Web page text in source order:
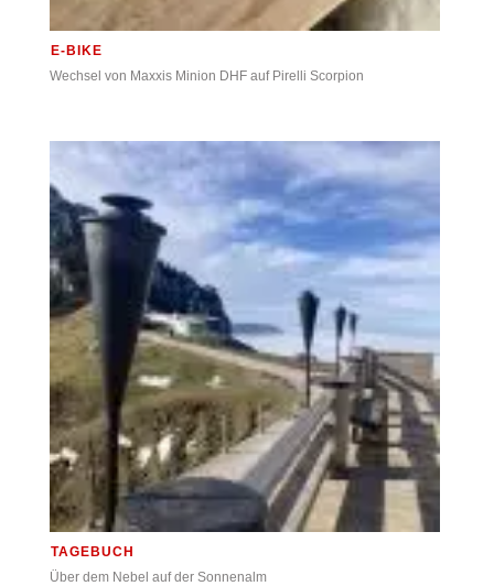
E-BIKE
Wechsel von Maxxis Minion DHF auf Pirelli Scorpion
TAGEBUCH
Über dem Nebel auf der Sonnenalm